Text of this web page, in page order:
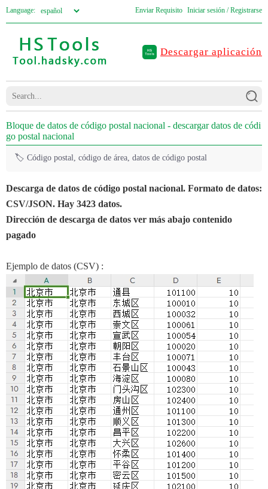
Language: Enviar Requisito Iniciar sesión / Registrarse
Descargar aplicación
Bloque de datos de código postal nacional - descargar datos de códi
go postal nacional
🏷️ Código postal, código de área, datos de código postal
Descarga de datos de código postal nacional. Formato de datos:
CSV/JSON. Hay 3423 datos.
Dirección de descarga de datos ver más abajo contenido
pagado
Ejemplo de datos (CSV) :